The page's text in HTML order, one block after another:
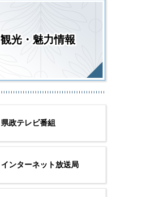
観光・魅力情報
県政テレビ番組
インターネット放送局